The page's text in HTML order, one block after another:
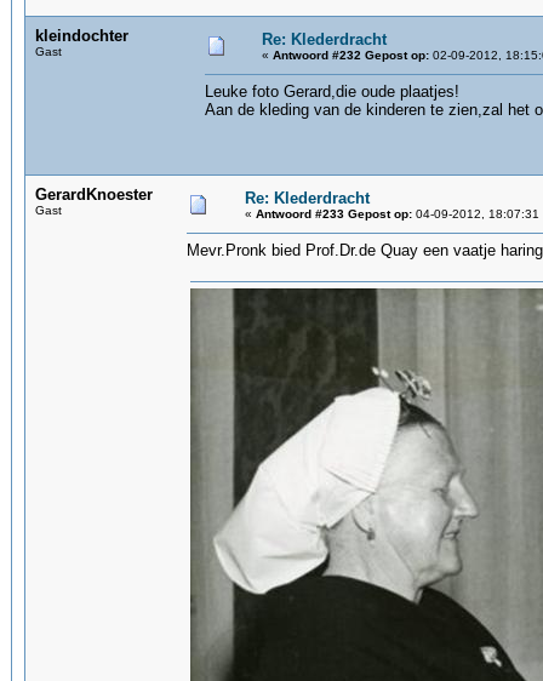
kleindochter
Gast
Re: Klederdracht
« Antwoord #232 Gepost op: 02-09-2012,
Leuke foto Gerard,die oude plaatjes!
Aan de kleding van de kinderen te zien,zal het
GerardKnoester
Gast
Re: Klederdracht
« Antwoord #233 Gepost op: 04-09-2012, 18:07:31
Mevr.Pronk bied Prof.Dr.de Quay een vaatje